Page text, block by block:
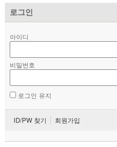
로그인
아이디
비밀번호
로그인 유지
ID/PW 찾기 회원가입
- 게시판 상담
- 바로보기
- 찾아보기
- 전국 노동상담소 안내
자료
부설기관